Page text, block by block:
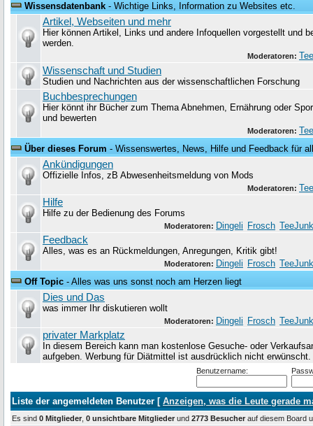
Wissensdatenbank - Wichtige Links, Information zu Websites etc.
Artikel, Webseiten und mehr
Hier können Artikel, Links und andere Infoquellen vorgestellt und
werden.
Moderatoren:
Wissenschaft und Studien
Studien und Nachrichten aus der wissenschaftlichen Forschung
Buchbesprechungen
Hier könnt ihr Bücher zum Thema Abnehmen, Ernährung oder
und bewerten
Moderatoren:
Über dieses Forum - Wissenswertes, News, Hilfe und Feedback für
Ankündigungen
Offizielle Infos, zB Abwesenheitsmeldung von Mods
Moderatoren:
Hilfe
Hilfe zu der Bedienung des Forums
Moderatoren: Dingeli Frosch
Feedback
Alles, was es an Rückmeldungen, Anregungen, Kritik gibt!
Moderatoren: Dingeli Frosch
Off Topic - Alles was uns sonst noch am Herzen liegt
Dies und Das
was immer Ihr diskutieren wollt
Moderatoren: Dingeli Frosch
privater Markplatz
In diesem Bereich kann man kostenlose Gesuche- oder
aufgeben. Werbung für Diätmittel ist ausdrücklich nicht erwünscht.
Benutzername:
Liste der angemeldeten Benutzer [ Anzeigen, was die Leute gerade
Es sind 0 Mitglieder 0 unsichtbare Mitglieder und 2773 Besucher auf diesem